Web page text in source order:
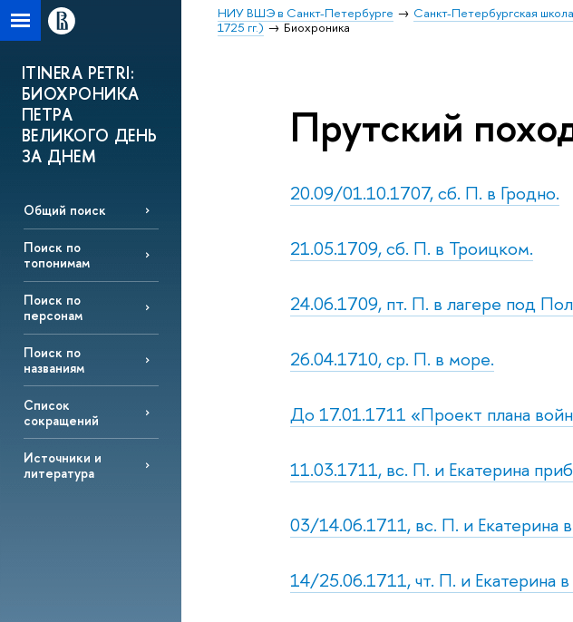
НИУ ВШЭ в Санкт-Петербурге Санкт-Петербургская
1725 гг.)
Биохроника
ITINERA PETRI:
БИОХРОНИКА
ПЕТРА
ВЕЛИКОГО ДЕНЬ
ЗА ДНЕМ
Общий поиск
Поиск по
топонимам
Поиск по
персонам
Поиск по
названиям
Список
сокращений
Источники и
литература
Прутский
20.09/01.10.1707, сб. П. в Гродно.
21.05.1709, сб. П. в Троицком.
24.06.1709, пт. П. в лагере под
26.04.1710, ср. П. в море.
До 17.01.1711 «Проект плана
11.03.1711, вс. П. и Екатерина
03/14.06.1711, вс. П. и Екатерина
14/25.06.1711, чт. П. и Екатерина